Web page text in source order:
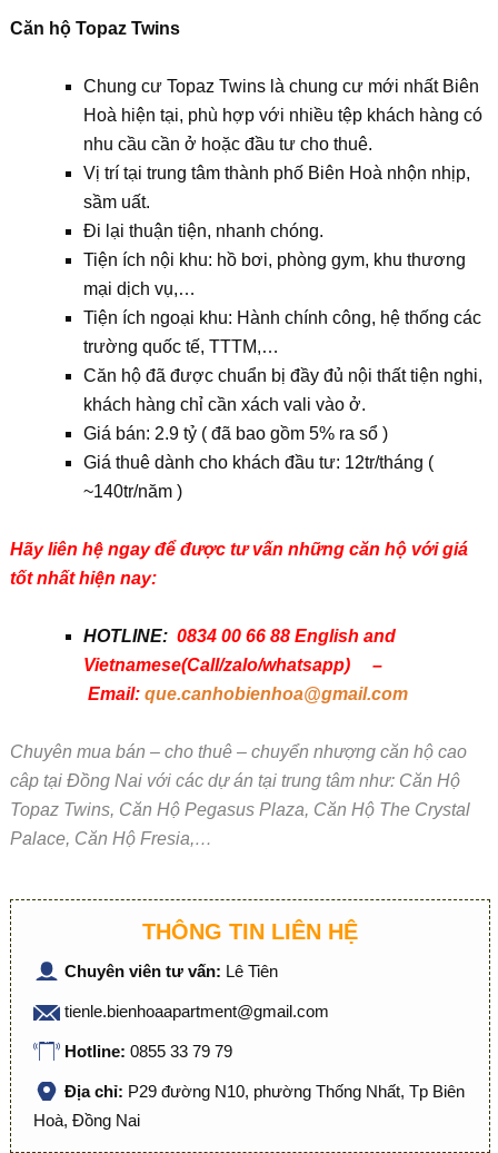
Căn hộ Topaz Twins
Chung cư Topaz Twins là chung cư mới nhất Biên
Hoà hiện tại, phù hợp với nhiều tệp khách hàng có
nhu cầu cần ở hoặc đầu tư cho thuê.
Vị trí tại trung tâm thành phố Biên Hoà nhộn nhịp,
sầm uất.
Đi lại thuận tiện, nhanh chóng.
Tiện ích nội khu: hồ bơi, phòng gym, khu thương
mại dịch vụ,…
Tiện ích ngoại khu: Hành chính công, hệ thống các
trường quốc tế, TTTM,…
Căn hộ đã được chuẩn bị đầy đủ nội thất tiện nghi,
khách hàng chỉ cần xách vali vào ở.
Giá bán: 2.9 tỷ ( đã bao gồm 5% ra sổ )
Giá thuê dành cho khách đầu tư: 12tr/tháng (
~140tr/năm )
Hãy liên hệ ngay để được tư vấn những căn hộ với giá
tốt nhất hiện nay:
HOTLINE: 0834 00 66 88 English and
Vietnamese(Call/zalo/whatsapp) –
Email: que.canhobienhoa@gmail.com
Chuyên mua bán – cho thuê – chuyển nhượng căn hộ cao
câp tại Đồng Nai với các dự án tại trung tâm như: Căn Hộ
Topaz Twins, Căn Hộ Pegasus Plaza, Căn Hộ The Crystal
Palace, Căn Hộ Fresia,…
THÔNG TIN LIÊN HỆ
Chuyên viên tư vấn: Lê Tiên
tienle.bienhoaapartment@gmail.com
Hotline: 0855 33 79 79
Địa chỉ: P29 đường N10, phường Thống Nhất, Tp Biên
Hoà, Đồng Nai